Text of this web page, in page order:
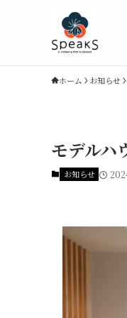
ホーム お知らせ
モデルハ
お知らせ